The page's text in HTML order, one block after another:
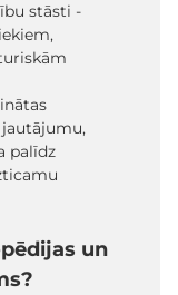
stāsti -
palīdz
un